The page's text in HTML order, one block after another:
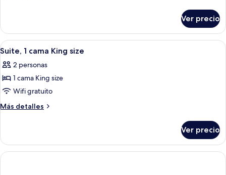
varias
camas
Ver precio
Abrir
todas
las
fotos
de
Suite,
King
size
Un dormitorio amplio con una cama
2
Suite, 1 cama King size
2 personas
1 cama King size
Wifi gratuito
Más detalles
Más
1
cama
King
Ver precio